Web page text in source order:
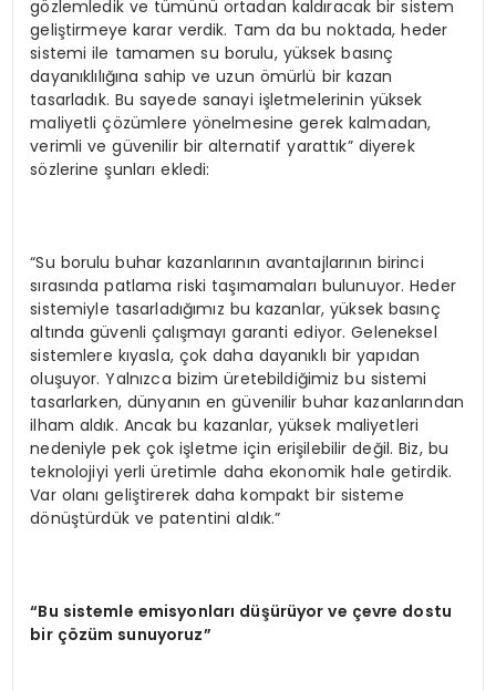
gözlemledik ve tümünü ortadan kaldıracak bir sistem
geliştirmeye karar verdik. Tam da bu noktada, heder
sistemi ile tamamen su borulu, yüksek basınç
dayanıklılığına sahip ve uzun ömürlü bir kazan
tasarladık. Bu sayede sanayi işletmelerinin yüksek
maliyetli çözümlere yönelmesine gerek kalmadan,
verimli ve güvenilir bir alternatif yarattık” diyerek
sözlerine şunları ekledi:
“Su borulu buhar kazanlarının avantajlarının birinci
sırasında patlama riski taşımamaları bulunuyor. Heder
sistemiyle tasarladığımız bu kazanlar, yüksek basınç
altında güvenli çalışmayı garanti ediyor. Geleneksel
sistemlere kıyasla, çok daha dayanıklı bir yapıdan
oluşuyor. Yalnızca bizim üretebildiğimiz bu sistemi
tasarlarken, dünyanın en güvenilir buhar kazanlarından
ilham aldık. Ancak bu kazanlar, yüksek maliyetleri
nedeniyle pek çok işletme için erişilebilir değil. Biz, bu
teknolojiyi yerli üretimle daha ekonomik hale getirdik.
Var olanı geliştirerek daha kompakt bir sisteme
dönüştürdük ve patentini aldık.”
“Bu sistemle emisyonları düşürüyor ve çevre dostu
bir çözüm sunuyoruz”